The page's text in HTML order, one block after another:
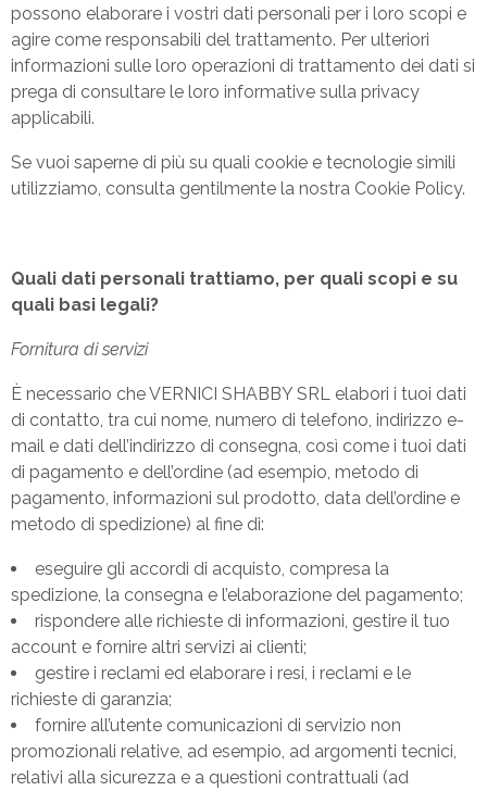
possono elaborare i vostri dati personali per i loro scopi e
agire come responsabili del trattamento. Per ulteriori
informazioni sulle loro operazioni di trattamento dei dati si
prega di consultare le loro informative sulla privacy
applicabili.
Se vuoi saperne di più su quali cookie e tecnologie simili
utilizziamo, consulta gentilmente la nostra Cookie Policy.
Quali dati personali trattiamo, per quali scopi e su
quali basi legali?
Fornitura di servizi
È necessario che VERNICI SHABBY SRL elabori i tuoi dati
di contatto, tra cui nome, numero di telefono, indirizzo e-
mail e dati dell’indirizzo di consegna, così come i tuoi dati
di pagamento e dell’ordine (ad esempio, metodo di
pagamento, informazioni sul prodotto, data dell’ordine e
metodo di spedizione) al fine di:
eseguire gli accordi di acquisto, compresa la
spedizione, la consegna e l’elaborazione del pagamento;
rispondere alle richieste di informazioni, gestire il tuo
account e fornire altri servizi ai clienti;
gestire i reclami ed elaborare i resi, i reclami e le
richieste di garanzia;
fornire all’utente comunicazioni di servizio non
promozionali relative, ad esempio, ad argomenti tecnici,
relativi alla sicurezza e a questioni contrattuali (ad